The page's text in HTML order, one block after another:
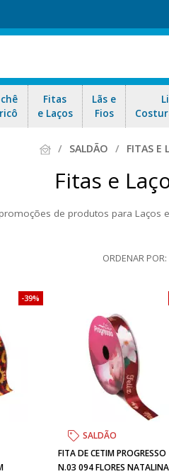
Fitas
e Laços
Lãs e
Fios
SALDÃO FITAS E
Fitas e
de produtos para Laços
39%
SALDÃO
FITA DE CETIM PROGRESSO
N.03 094 FLORES